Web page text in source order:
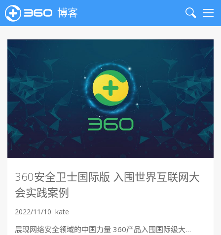
博客
Search
360安全卫士国际版 入围世界互联网大
会实践案例
2022/11/10 kate
展现网络安全领域的中国力量 360产品入围国际级大…